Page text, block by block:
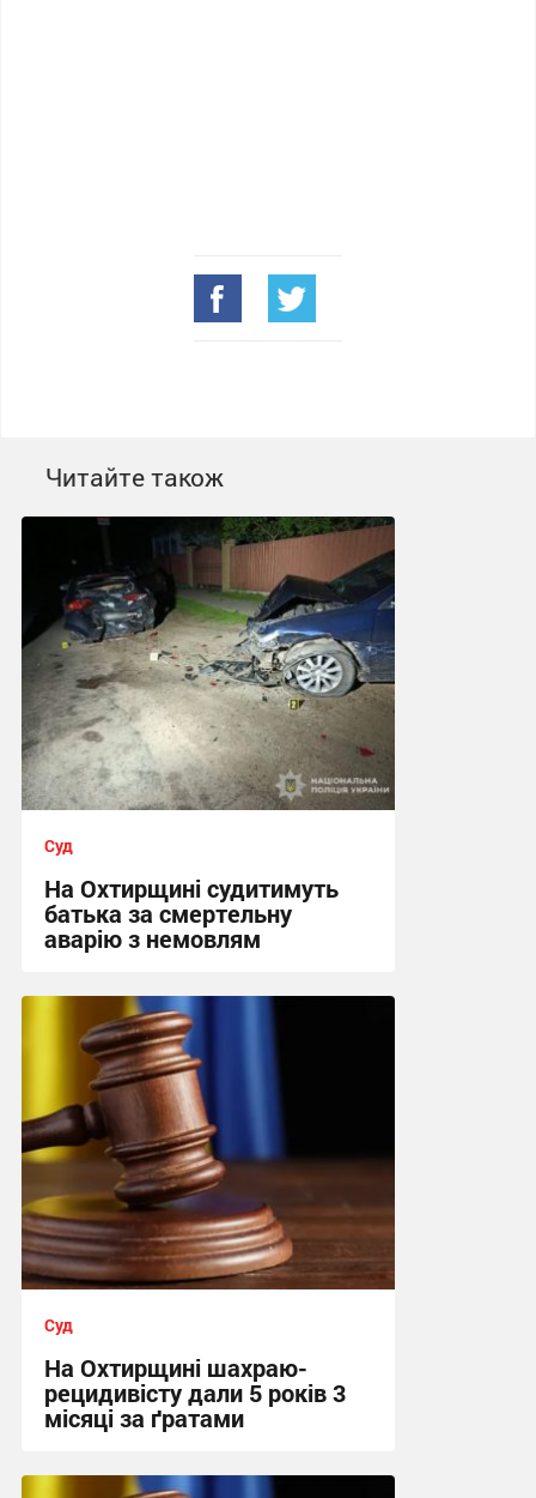
Читайте також
Суд
На Охтирщині судитимуть
батька за смертельну
аварію з немовлям
12:18, 31.07.2026
Суд
На Охтирщині шахраю-
рецидивісту дали 5 років 3
місяці за ґратами